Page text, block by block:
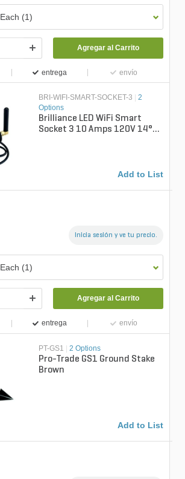
Each (1)
Agregar al Carrito
entrega envío
BRI-WIFI-SMART-SOCKET-3
2
Options
Brilliance LED WiFi Smart
Socket 3 10 Amps 120V 14°F
Add to List
Inicia sesión y ve tu precio.
Each (1)
Agregar al Carrito
entrega envío
PT-GS1 | 2 Options
Pro-Trade GS1 Ground Stake
Brown
Add to List